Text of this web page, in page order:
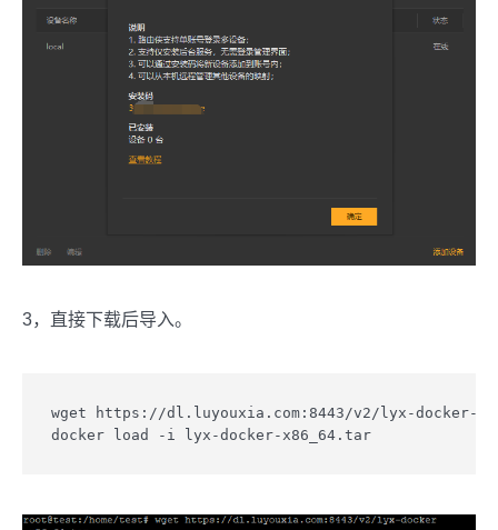
3，直接下载后导入。
wget https://dl.luyouxia.com:8443/v2/lyx-docker-
docker load -i lyx-docker-x86_64.tar